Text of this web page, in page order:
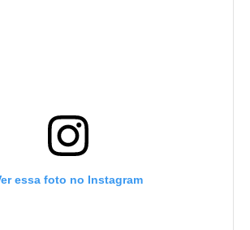
essa foto no Instagram